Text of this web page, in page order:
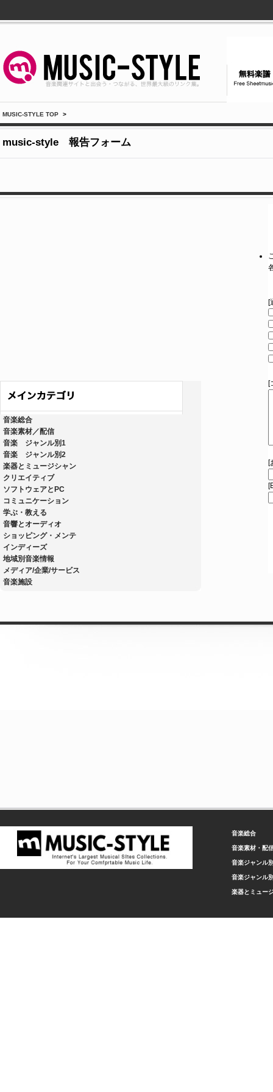
MUSIC-STYLE TOP >
music-style 報告フォーム
音楽総合
音楽素材／配信
音楽 ジャンル別1
音楽 ジャンル別2
楽器とミュージシャン
クリエイティブ
ソフトウェアとPC
コミュニケーション
学ぶ・教える
音響とオーディオ
ショッピング・メンテ
インディーズ
地域別音楽情報
メディア/企業/サービス
音楽施設
[
[
[
音楽総合
音楽素材・配
音楽ジャンル
音楽ジャンル
楽器とミュー